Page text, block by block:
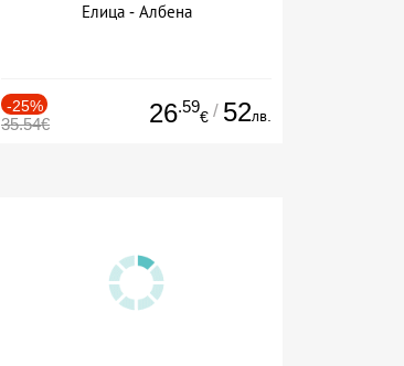
Елица - Албена
-25%
35.54€ 26.59
€ / 52лв.